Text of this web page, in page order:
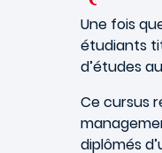
Une fois
étudiants
d’études
Ce cursus
diplômés